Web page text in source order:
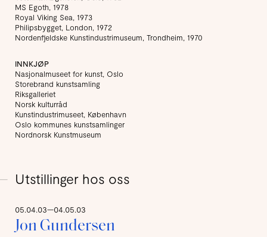
MS Egoth, 1978
Royal Viking Sea, 1973
Philipsbygget, London, 1972
Nordenfjeldske Kunstindustrimuseum, Trondheim, 1970
INNKJØP
Nasjonalmuseet for kunst, Oslo
Storebrand kunstsamling
Riksgalleriet
Norsk kulturråd
Kunstindustrimuseet, København
Oslo kommunes kunstsamlinger
Nordnorsk Kunstmuseum
Utstillinger hos oss
05.04.03—04.05.03
Jon Gundersen